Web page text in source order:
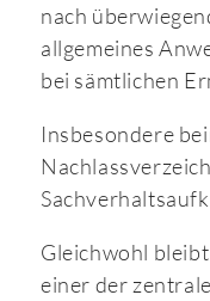
nach
allgemeines
bei sämtlichen
Insbesondere
Gleichwohl
einer der